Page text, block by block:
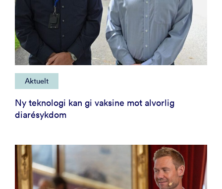
Aktuelt
Ny teknologi kan gi vaksine mot alvorlig
diarésykdom